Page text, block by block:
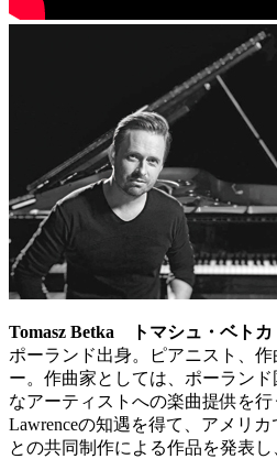
Tomasz Betka トマシュ・ベトカ
ポーランド出身。ピアニスト、
ー。作曲家としては、ポーラン
なアーティストへの楽曲提供を
Lawrenceの知遇を得て、アメリカ
との共同制作による作品を発表